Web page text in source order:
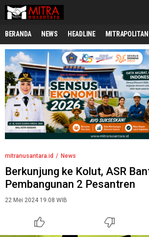
mitranusantara.id
Mitranya Masyarakat Indonesia
BERANDA NEWS HEADLINE MITRAPOLITAN
mitranusantara.id News
Berkunjung ke Kolut, ASR
Pembangunan 2 Pesantren
22 Mei 2024 19:08 WIB